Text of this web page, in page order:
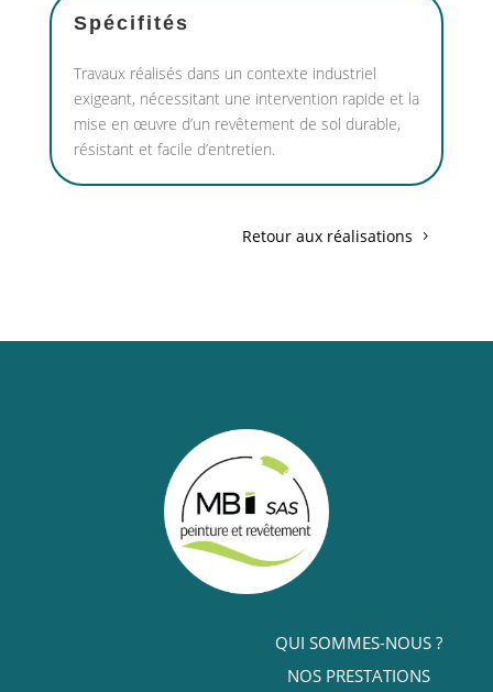
Spécifités
Travaux réalisés dans un contexte industriel
exigeant, nécessitant une intervention rapide et la
mise en œuvre d’un revêtement de sol durable,
résistant et facile d’entretien.
Retour aux réalisations
QUI SOMMES-NOUS ?
NOS PRESTATIONS